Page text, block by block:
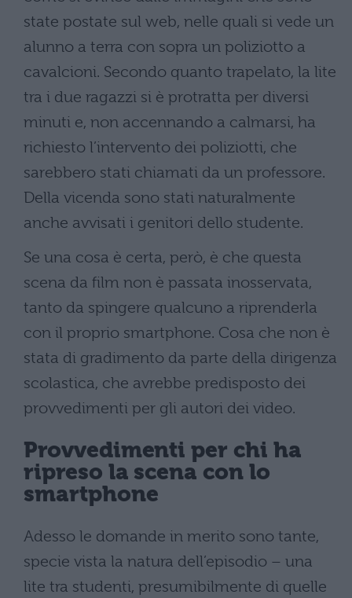
state postate sul web, nelle quali si vede un
alunno a terra con sopra un poliziotto a
cavalcioni. Secondo quanto trapelato, la lite
tra i due ragazzi si è protratta per diversi
minuti e, non accennando a calmarsi, ha
richiesto l’intervento dei poliziotti, che
sarebbero stati chiamati da un professore.
Della vicenda sono stati naturalmente
anche avvisati i genitori dello studente.
Se una cosa è certa, però, è che questa
scena da film non è passata inosservata,
tanto da spingere qualcuno a riprenderla
con il proprio smartphone. Cosa che non è
stata di gradimento da parte della dirigenza
scolastica, che avrebbe predisposto dei
provvedimenti per gli autori dei video.
Provvedimenti per chi ha
ripreso la scena con lo
smartphone
Adesso le domande in merito sono tante,
specie vista la natura dell’episodio – una
lite tra studenti, presumibilmente di quelle